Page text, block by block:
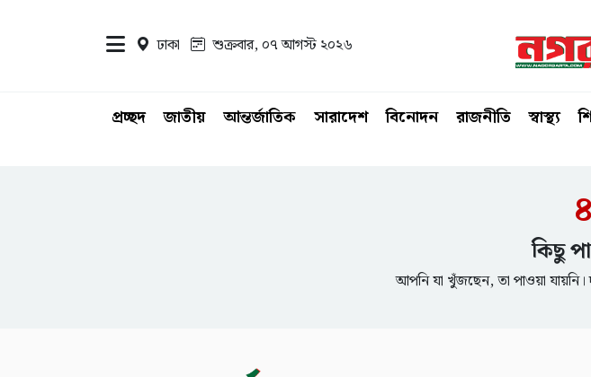
ঢাকা শুক্রবার, ০৭ আগস্ট ২০২৬
প্রচ্ছদ জাতীয় আন্তর্জাতিক সারাদেশ বিনোদন রাজনীতি স্বাস্থ্য
কিছু
আপনি যা খুঁজছেন, তা পাওয়া যায়নি।